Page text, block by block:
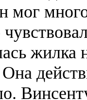
мог
жилка